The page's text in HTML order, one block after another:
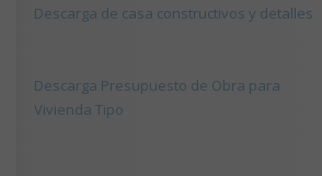
Descarga de casa constructivos y detalles
Descarga Presupuesto de Obra para
Vivienda Tipo